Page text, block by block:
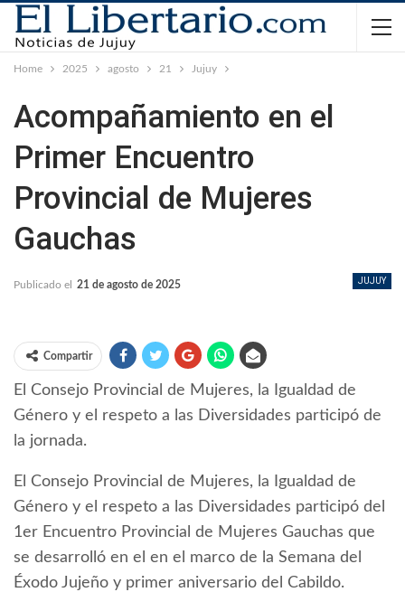
Home 2025 agosto 21 Jujuy
Acompañamiento en el
Primer Encuentro
Provincial de Mujeres
Gauchas
JUJUY
Publicado el 21 de agosto de 2025
Compartir
El Consejo Provincial de Mujeres, la Igualdad de
Género y el respeto a las Diversidades participó de
la jornada.
El Consejo Provincial de Mujeres, la Igualdad de
Género y el respeto a las Diversidades participó del
1er Encuentro Provincial de Mujeres Gauchas que
se desarrolló en el en el marco de la Semana del
Éxodo Jujeño y primer aniversario del Cabildo.